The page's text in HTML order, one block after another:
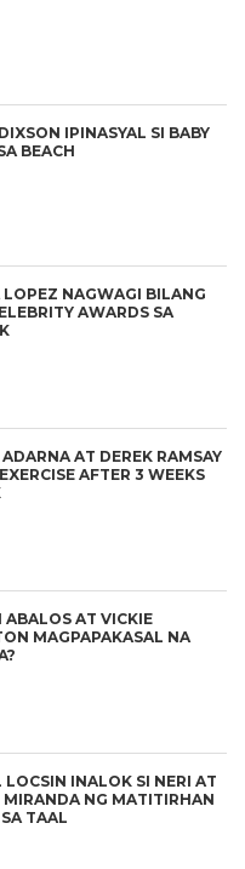
IPINASYAL SI BABY
BEACH
LOPEZ NAGWAGI BILANG
AWARDS SA
AT DEREK RAMSAY
AFTER 3 WEEKS
ABALOS AT VICKIE
MAGPAPAKASAL NA
LOCSIN INALOK SI NERI AT
MIRANDA NG MATITIRHAN
TAAL